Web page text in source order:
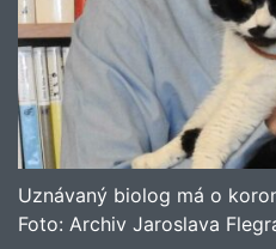
Uznávaný biolog má o
Foto: Archiv Jaroslava